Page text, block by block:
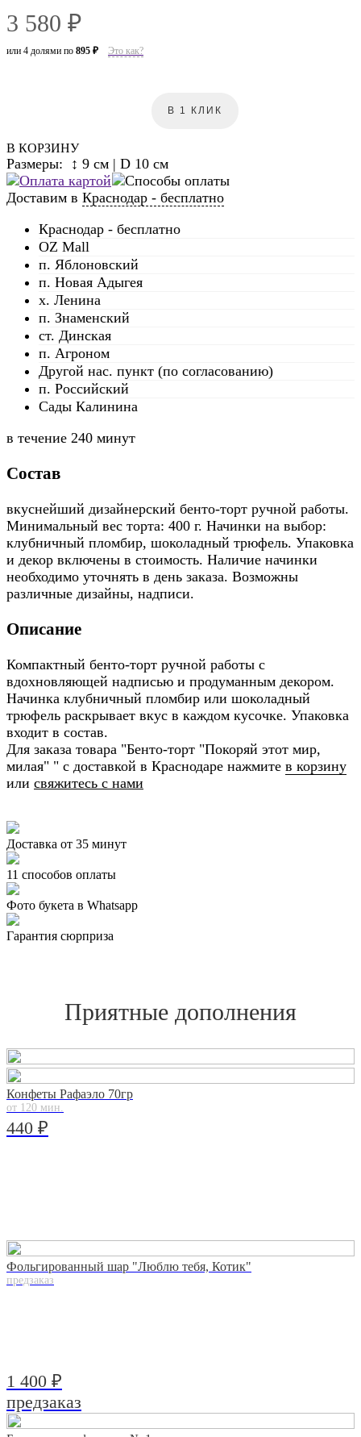
3 580 ₽
или 4 долями по 895 ₽ Это как?
В КОРЗИНУ
В 1 КЛИК
Размеры: ↕ 9 см | D 10 см
Доставим в Краснодар - бесплатно
Краснодар - бесплатно
OZ Mall
п. Яблоновский
п. Новая Адыгея
х. Ленина
п. Знаменский
ст. Динская
п. Агроном
Другой нас. пункт (по согласованию)
п. Российский
Сады Калинина
в течение 240 минут
Состав
вкуснейший дизайнерский бенто-торт ручной работы.
Минимальный вес торта: 400 г. Начинки на выбор:
клубничный пломбир, шоколадный трюфель. Упаковка
и декор включены в стоимость. Наличие начинки
необходимо уточнять в день заказа. Возможны
различные дизайны, надписи.
Описание
Компактный бенто-торт ручной работы с
вдохновляющей надписью и продуманным декором.
Начинка клубничный пломбир или шоколадный
трюфель раскрывает вкус в каждом кусочке. Упаковка
входит в состав.
Для заказа товара "Бенто-торт "Покоряй этот мир,
милая" " с доставкой в Краснодаре нажмите в корзину
или свяжитесь с нами
Доставка от 35 минут
11 способов оплаты
Фото букета в Whatsapp
Гарантия сюрприза
Приятные дополнения
Конфеты Рафаэло 70гр
от 120 мин.
440 ₽
Фольгированный шар "Люблю тебя, Котик"
предзаказ
1 400 ₽
предзаказ